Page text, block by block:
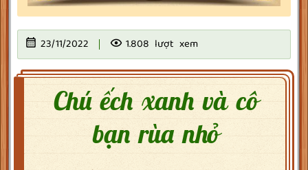
23/11/2022 1.808 lượt xem
Chú ếch xanh và cô
bạn rùa nhỏ